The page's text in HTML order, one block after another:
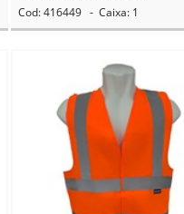
Cod: 416449 - Caixa: 1